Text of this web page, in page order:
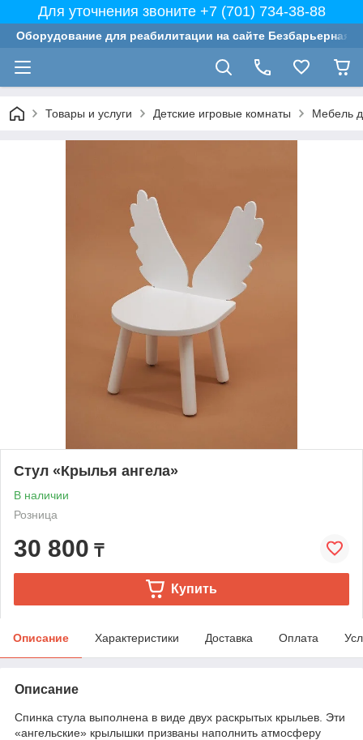
Для уточнения звоните +7 (701) 734-38-88
Оборудование для реабилитации на сайте Безбарьерная
Товары и услуги Детские игровые комнаты Мебель
Стул «Крылья ангела»
В наличии
Розница
30 800 ₸
Купить
Описание Характеристики Доставка Оплата
Описание
Спинка стула выполнена в виде двух раскрытых крыльев. Эти
«ангельские» крылышки призваны наполнить атмосферу